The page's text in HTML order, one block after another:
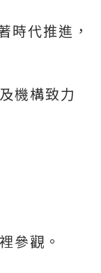
時代推進，
機構致力
參觀。